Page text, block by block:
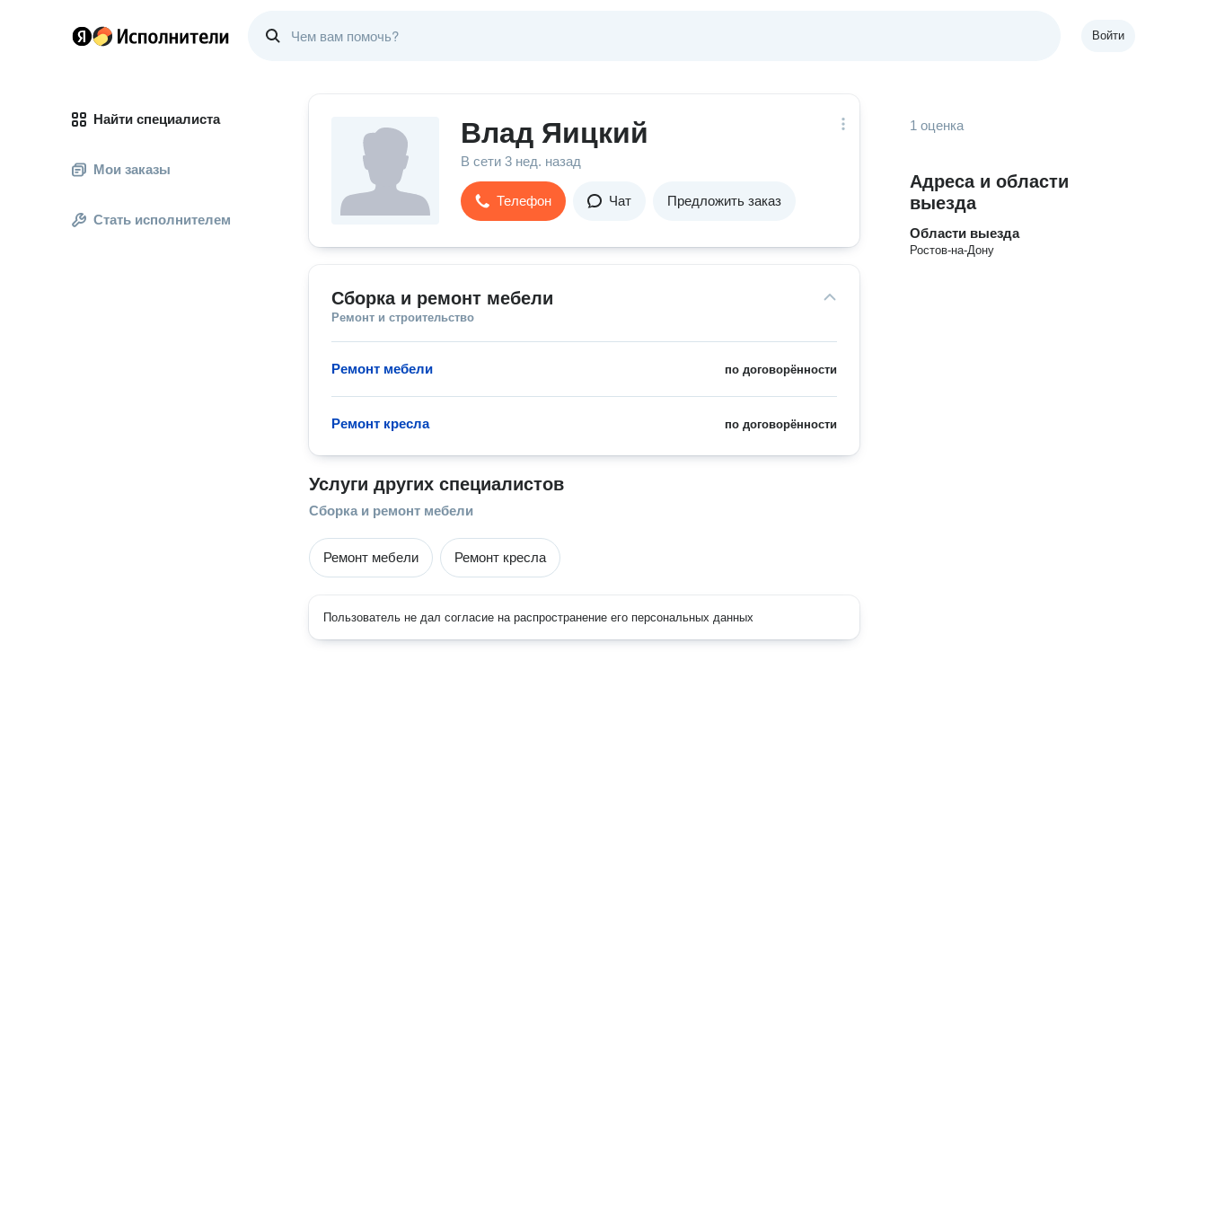
Войти
Найти специалиста
Мои заказы
Стать исполнителем
Влад Яицкий
В сети 3 нед. назад
Телефон Чат Предложить заказ
Сборка и ремонт мебели
Ремонт и строительство
по договорённости
Ремонт мебели
по договорённости
Ремонт кресла
Услуги других специалистов
Сборка и ремонт мебели
Ремонт мебели Ремонт кресла
Пользователь не дал согласие на распространение его персональных данных
1 оценка
Адреса и области
выезда
Области выезда
Ростов-на-Дону